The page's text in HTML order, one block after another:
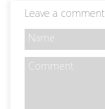
Leave a comment